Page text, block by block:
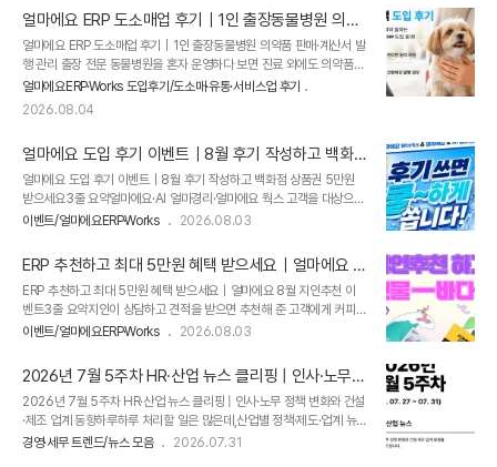
근무시간과 ..
주요 이슈,지금부터 간단히 살펴보겠습니다.1. HR·인사/노무 주요 뉴스
(26. 08. 03 ~ 08. 07 기준)NO.기사 제목언론사1“자발적 퇴사도 돈
준다” 청년 실업급여 바뀐다…생애 1회 지급 검토서울경제2대법 "무기
계약직 전환 근로자, 정규직과 동일한 처우 받아야"뉴스13'영업익 N%
성과급' 정부 지침 나온다한국경제4내년 최저임금 1만700원 확정…민
주노총·소공연 이의 불수용연합뉴스​​​ 2. 세무 ..
얼마에요 ERP 도소매업 후기｜1인 출장동물병원 의약
품 판매·계산서 발행 관리
얼마에요 ERP 도소매업 후기｜1인 출장동물병원 의약품 판매·계산서 발
행 관리 출장 전문 동물병원을 혼자 운영하다 보면 진료 외에도 의약품
판매 내역과 계산서 발행 등 직접 챙겨야 할 업무가 많습니다.저 역시 사
업 운영이 처음인 1인 개인사업자로서 여러 업무를 체계적으로 정리할
경리 업무를 혼자 처리하고 있습니다.의약품 판매 내역과 계산서 발행 업
무를 정리하기 위해 얼마에요 ERP를 도입했습니다.모르는 기능은 전화
상담과 화면 연결을 통해 안내받을 수 있어 편리하게 사용하고 있습니다.
출장동물병원을 혼자 운영하며 겪었던 어려움저는 출장 전문 동물병원을
얼마에요ERP·Works 도입후기/도소매·유통·서비스업 후기
2026.08.04
얼마에요 도입 후기 이벤트｜8월 후기 작성하고 백화
점 상품권 5만원 받으세요
얼마에요 도입 후기 이벤트｜8월 후기 작성하고 백화점 상품권 5만원
받으세요3줄 요약얼마에요·AI 얼마경리·얼마에요 웍스 고객을 대상으로
진행하는 도입 후기 이벤트입니다.2026년 8월 한 달 동안 제품 사용 경
권 5만원권을 증정합니다. 회계부터 ERP·협업까지 우리 회사에 맞는 제
품은?👉 우리 회사 맞춤 도입 문의 [클릭]
이벤트/얼마에요ERP·Works 2026.08.03
ERP 추천하고 최대 5만원 혜택 받으세요｜얼마에요 8
월 지인추천 이벤트
ERP 추천하고 최대 5만원 혜택 받으세요｜얼마에요 8월 지인추천 이
벤트3줄 요약지인이 상담하고 견적을 받으면 추천해 준 고객에게 커피
브랜드 5천원권을 드립니다.지인이 제품을 구매하면 추천해 준 고객에
마에요·얼마경리·얼마에요 웍스 중 도입하신 제품을 2개월간 무료로 이
용할 수 있습니다. 지인 추천으로 상담받고 2개월 무료 혜택까지우리 회
사에 맞는 얼마에요 제품을 확인해 보세요!👉 지인 추천 도입 문의하기
[클릭]
이벤트/얼마에요ERP·Works 2026.08.03
2026년 7월 5주차 HR·산업 뉴스 클리핑 | 인사·노무
정책 변화와 건설·제조 업계 동향
2026년 7월 5주차 HR·산업 뉴스 클리핑 | 인사·노무 정책 변화와 건설
·제조 업계 동향하루하루 처리할 일은 많은데,산업별 정책·제도·업계 뉴
스까지모두 챙기기 쉽지 않으시죠.​그래서 매주 금요일,실무에 필요한 이
경영·세무 트렌드/뉴스 모음 2026.07.31